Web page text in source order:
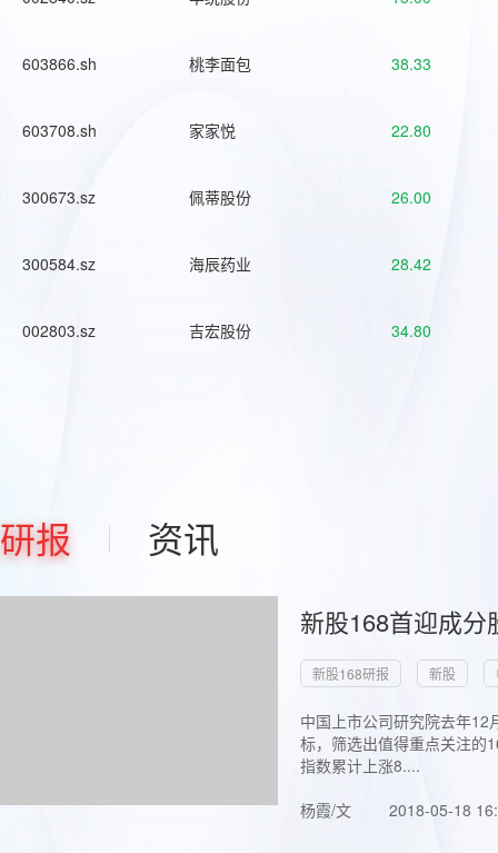
603866.sh 桃李面包 38.33
603708.sh 家家悦 22.80
300673.sz 佩蒂股份 26.00
300584.sz 海辰药业 28.42
002803.sz 吉宏股份 34.80
研报 资讯
新股168首迎成
新股168研报 新股
中国上市公司研究院去年
标，筛选出值得重点关注的
指数累计上涨8....
杨霞/文
2018-05-18